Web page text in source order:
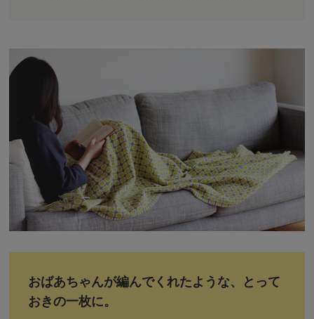
おばあちゃんが編んでくれたような、とって
おきの一枚に。